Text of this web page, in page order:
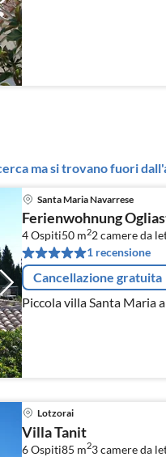
ma si trovano fuori
Santa Maria Navarrese
Ferienwohnung
4 Ospiti50 m22camere da
1 recensione
Cancellazione gratuita
Piccola villa Santa Maria
Lotzorai
Villa Tanit
6 Ospiti85 m23camere da